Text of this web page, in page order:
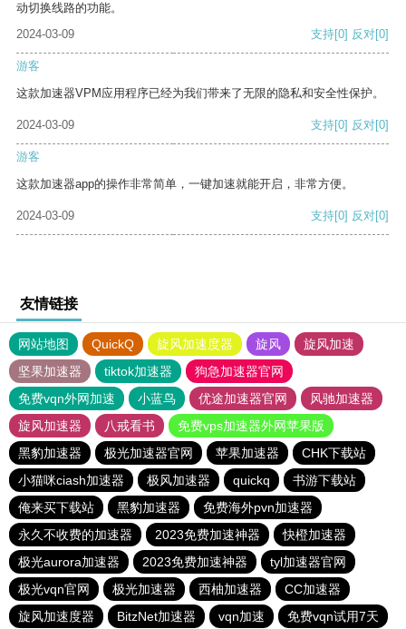
动切换线路的功能。
2024-03-09
支持[0] 反对[0]
游客
这款加速器VPM应用程序已经为我们带来了无限的隐私和安全性保护。
2024-03-09 支持[0] 反对[0]
游客
这款加速器app的操作非常简单，一键加速就能开启，非常方便。
2024-03-09 支持[0] 反对[0]
友情链接
网站地图 QuickQ 旋风加速度器 旋风
旋风加速
坚果加速器
tiktok加速器
狗急加速器官网
免费vqn外网加速
小蓝鸟 优途加速器官网
风驰加速器
旋风加速器
八戒看书
免费vps加速器外网苹果版
黑豹加速器
极光加速器官网 苹果加速器
CHK下载站
小猫咪ciash加速器
极风加速器 quickq
书游下载站
俺来买下载站
黑豹加速器
免费海外pvn加速器
永久不收费的加速器
2023免费加速神器
快橙加速器
极光aurora加速器
2023免费加速神器
tyl加速器官网
极光vqn官网
极光加速器 西柚加速器
CC加速器
旋风加速度器
BitzNet加速器 vqn加速 免费vqn试用7天